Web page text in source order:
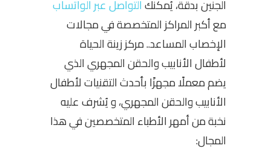
الجنينبدقة، يُمكنكالتواصل عبر الواتساب
مع أكبر المراكز المتخصصة في مجالات
الإخصاب المساعد.. مركز زينة الحياة
لأطفال الأنابيب والحقن المجهري الذي
يضم معملًا مجهزًا بأحدث التقنيات لأطفال
الأنابيب والحقن المجهري، و يُشرف عليه
نخبة من أمهر الأطباء المتخصصين في هذا
المجال: